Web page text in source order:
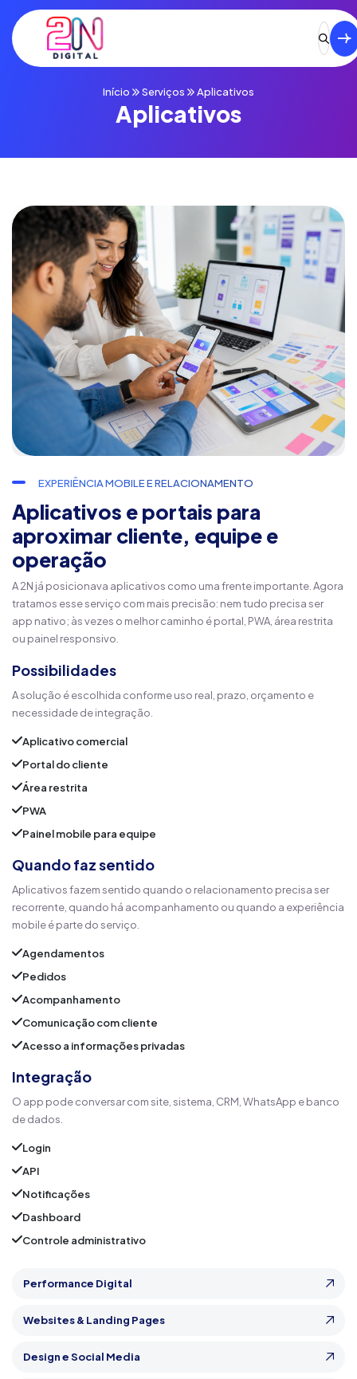
Início Serviços Aplicativos
Aplicativos
Performance Digital
Websites & Landing Pages
Design e Social Media
EXPERIÊNCIA MOBILE E RELACIONAMENTO
Aplicativos e portais para
aproximar cliente, equipe e
operação
A 2N já posicionava aplicativos como uma frente importante. Agora
tratamos esse serviço com mais precisão: nem tudo precisa ser
app nativo; às vezes o melhor caminho é portal, PWA, área restrita
ou painel responsivo.
Possibilidades
A solução é escolhida conforme uso real, prazo, orçamento e
necessidade de integração.
Aplicativo comercial
Portal do cliente
Área restrita
PWA
Painel mobile para equipe
Quando faz sentido
Aplicativos fazem sentido quando o relacionamento precisa ser
recorrente, quando há acompanhamento ou quando a experiência
mobile é parte do serviço.
Agendamentos
Pedidos
Acompanhamento
Comunicação com cliente
Acesso a informações privadas
Integração
O app pode conversar com site, sistema, CRM, WhatsApp e banco
de dados.
Login
API
Notificações
Dashboard
Controle administrativo